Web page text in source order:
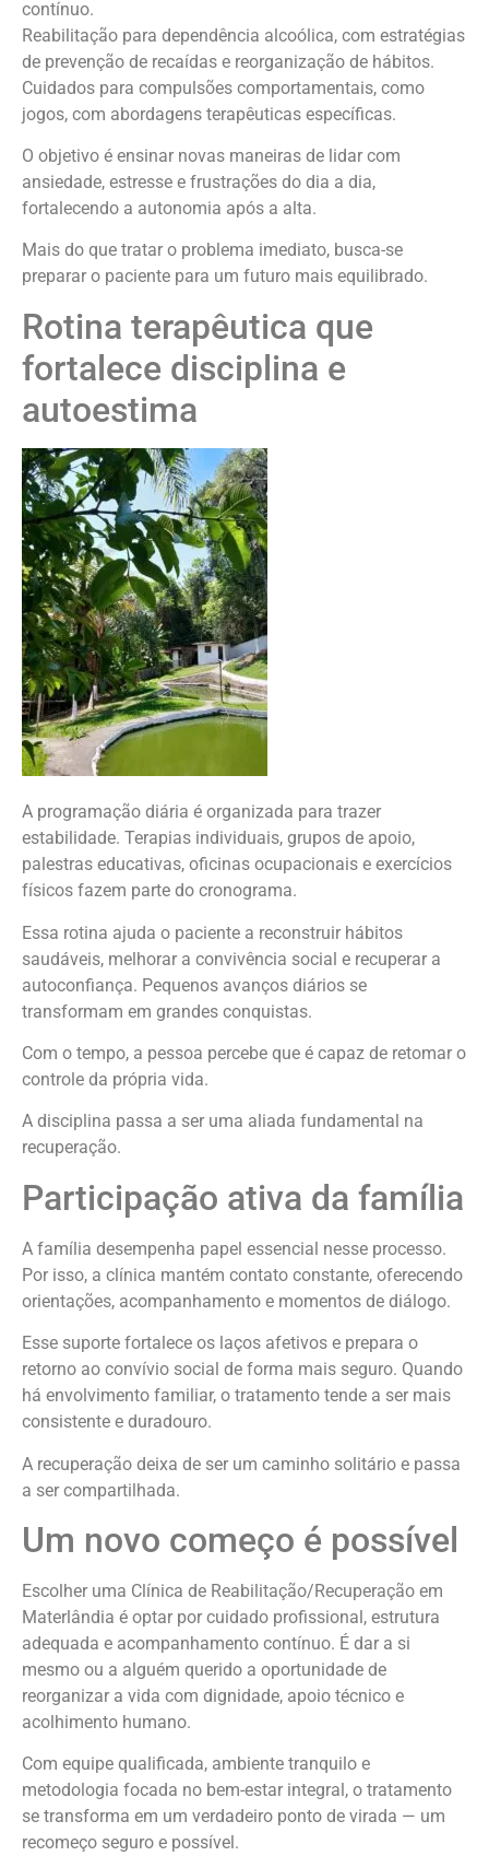
contínuo.
Reabilitação para dependência alcoólica, com estratégias
de prevenção de recaídas e reorganização de hábitos.
Cuidados para compulsões comportamentais, como
jogos, com abordagens terapêuticas específicas.
O objetivo é ensinar novas maneiras de lidar com
ansiedade, estresse e frustrações do dia a dia,
fortalecendo a autonomia após a alta.
Mais do que tratar o problema imediato, busca-se
preparar o paciente para um futuro mais equilibrado.
Rotina terapêutica que
fortalece disciplina e
autoestima
A programação diária é organizada para trazer
estabilidade. Terapias individuais, grupos de apoio,
palestras educativas, oficinas ocupacionais e exercícios
físicos fazem parte do cronograma.
Essa rotina ajuda o paciente a reconstruir hábitos
saudáveis, melhorar a convivência social e recuperar a
autoconfiança. Pequenos avanços diários se
transformam em grandes conquistas.
Com o tempo, a pessoa percebe que é capaz de retomar o
controle da própria vida.
A disciplina passa a ser uma aliada fundamental na
recuperação.
Participação ativa da família
A família desempenha papel essencial nesse processo.
Por isso, a clínica mantém contato constante, oferecendo
orientações, acompanhamento e momentos de diálogo.
Esse suporte fortalece os laços afetivos e prepara o
retorno ao convívio social de forma mais seguro. Quando
há envolvimento familiar, o tratamento tende a ser mais
consistente e duradouro.
A recuperação deixa de ser um caminho solitário e passa
a ser compartilhada.
Um novo começo é possível
Escolher uma Clínica de Reabilitação/Recuperação em
Materlândia é optar por cuidado profissional, estrutura
adequada e acompanhamento contínuo. É dar a si
mesmo ou a alguém querido a oportunidade de
reorganizar a vida com dignidade, apoio técnico e
acolhimento humano.
Com equipe qualificada, ambiente tranquilo e
metodologia focada no bem-estar integral, o tratamento
se transforma em um verdadeiro ponto de virada — um
recomeço seguro e possível.